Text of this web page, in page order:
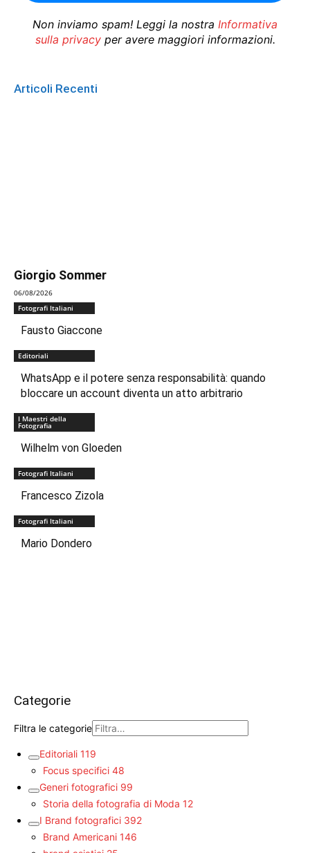
Non inviamo spam! Leggi la nostra Informativa
sulla privacyper avere maggiori informazioni.
Articoli Recenti
Giorgio Sommer
06/08/2026
Fotografi Italiani
Fausto Giaccone
Editoriali
WhatsApp e il potere senza responsabilità: quando
bloccare un account diventa un atto arbitrario
I Maestri della
Fotografia
Wilhelm von Gloeden
Fotografi Italiani
Francesco Zizola
Fotografi Italiani
Mario Dondero
Categorie
Filtra le categorie
Editoriali 119
Focus specifici 48
Generi fotografici 99
Storia della fotografia di Moda 12
I Brand fotografici 392
Brand Americani 146